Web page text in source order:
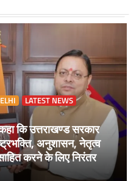
LATEST NEWS
कि उत्तराखण्ड सरकार
अनुशासन, नेतृत्व
करने के लिए निरंतर